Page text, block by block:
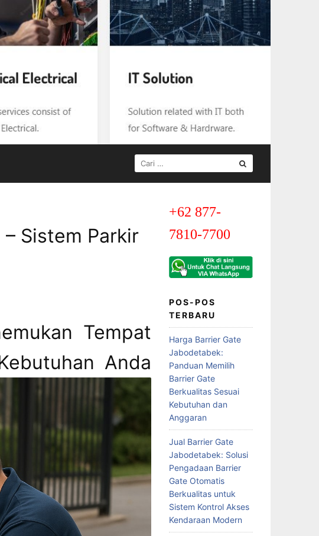
CARI
UNTUK:
Sistem Parkir
Tempat
Anda
+62 877-
7810-7700
POS-POS
TERBARU
Harga Barrier Gate
Jabodetabek:
Panduan Memilih
Barrier Gate
Berkualitas Sesuai
Kebutuhan dan
Anggaran
Jual Barrier Gate
Jabodetabek: Solusi
Pengadaan Barrier
Gate Otomatis
Berkualitas untuk
Sistem Kontrol Akses
Kendaraan Modern